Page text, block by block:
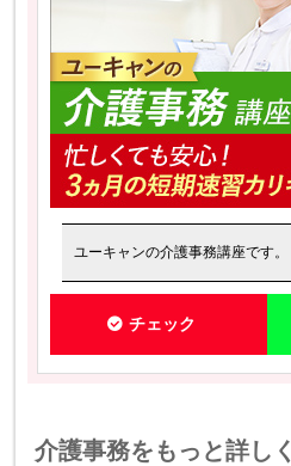
ユーキャンの介護事務講座です。
チェック
介護事務をもっと詳しく